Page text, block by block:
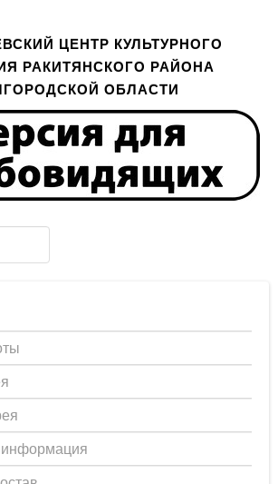
ЦЕНТР КУЛЬТУРНОГО
РАКИТЯНСКОГО РАЙОНА
ОБЛАСТИ
информация